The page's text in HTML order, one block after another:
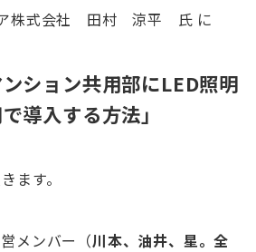
ア株式会社 田村 涼平 氏 に
ンション共用部にLED照明
導入する方法」
ます。
メンバー（川本、油井、星。全